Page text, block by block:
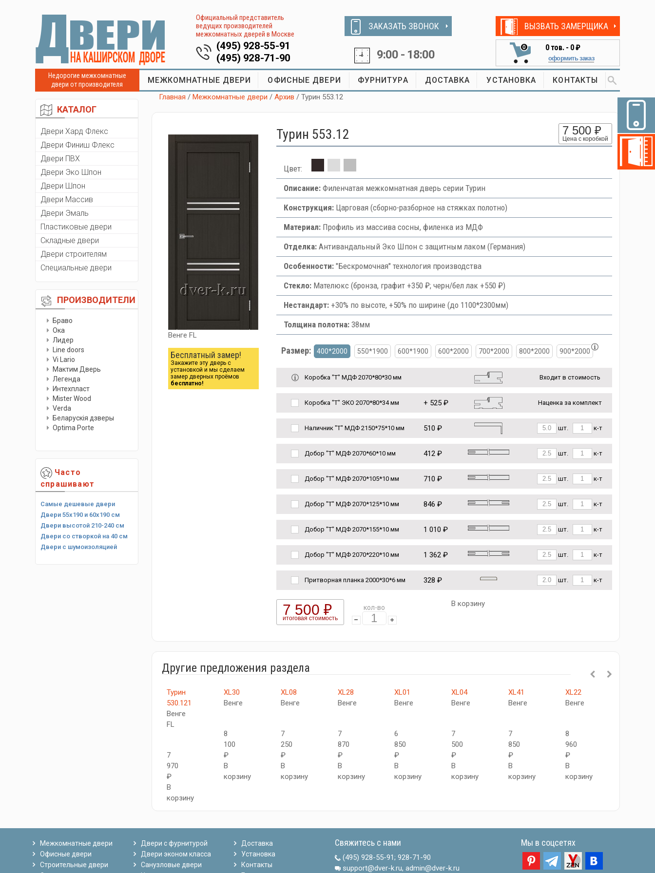
Официальный представитель
ведущих производителей
межкомнатных дверей в Москве
(495) 928-55-91
(495) 928-71-90
ЗАКАЗАТЬ ЗВОНОК
9:00 - 18:00
ВЫЗВАТЬ ЗАМЕРЩИКА
0 0тов. - 0 ₽
оформить заказ
Недорогие межкомнатные
двери от производителя
МЕЖКОМНАТНЫЕ ДВЕРИ ОФИСНЫЕ ДВЕРИ ФУРНИТУРА ДОСТАВКА УСТАНОВКА КОНТАКТЫ
КАТАЛОГ
Двери Хард Флекс
Двери Финиш Флекс
Двери ПВХ
Двери Эко Шпон
Двери Шпон
Двери Массив
Двери Эмаль
Пластиковые двери
Складные двери
Двери строителям
Специальные двери
ПРОИЗВОДИТЕЛИ
Браво
Ока
Лидер
Line doors
Vi Lario
Мактим Дверь
Легенда
Интехпласт
Мister Wood
Verda
Беларускiя дзверы
Optima Porte
Часто
спрашивают
Самые дешевые двери
Двери 55х190 и 60х190 см
Двери высотой 210-240 см
Двери со створкой на 40 см
Двери с шумоизоляцией
Главная /Межкомнатные двери /Архив / Турин 553.12
Венге FL
Бесплатный замер!
Закажите эту дверь с
установкой и мы сделаем
замер дверных проёмов
бесплатно!
Турин 553.12 7 500 ₽
Цена с коробкой
Цвет:
Описание:Филенчатая межкомнатная дверь серии Турин
Конструкция:Царговая (сборно-разборное на стяжках полотно)
Материал:Профиль из массива сосны, филенка из МДФ
Отделка:Антивандальный Эко Шпон с защитным лаком (Германия)
Особенности:"Бескромочная" технология производства
Стекло:Мателюкс (бронза, графит +350 ₽; черн/бел лак +550 ₽)
Нестандарт:+30% по высоте, +50% по ширине (до 1100*2300мм)
Толщина полотна:38мм
Размер: 400*2000 550*1900 600*1900 600*2000 700*2000 800*2000 900*2000
Коробка "Т" МДФ 2070*80*30 мм Входит в стоимость
Коробка "Т" ЭКО 2070*80*34 мм + 525 ₽ Наценка за комплект
Наличник "Т" МДФ 2150*75*10 мм 510 ₽ шт. к-т
Добор "Т" МДФ 2070*60*10 мм 412 ₽ шт. к-т
Добор "Т" МДФ 2070*105*10 мм 710 ₽ шт. к-т
Добор "Т" МДФ 2070*125*10 мм 846 ₽ шт. к-т
Добор "Т" МДФ 2070*155*10 мм 1 010 ₽ шт. к-т
Добор "Т" МДФ 2070*220*10 мм 1 362 ₽ шт. к-т
Притворная планка 2000*30*6 мм 328 ₽ шт. к-т
7 500 ₽
итоговая стоимость
кол-во В корзину
Другие предложения раздела
Турин
530.121
Венге
FL
7
970
₽
В
корзину
XL30
Венге
8
100
₽
В
корзину
XL08
Венге
7
250
₽
В
корзину
XL28
Венге
7
870
₽
В
корзину
XL01
Венге
6
850
₽
В
корзину
XL04
Венге
7
500
₽
В
корзину
XL41
Венге
7
850
₽
В
корзину
XL22
Венге
8
960
₽
В
корзину
Межкомнатные двери
Офисные двери
Строительные двери
Двери с фурнитурой
Двери эконом класса
Санузловые двери
Доставка
Установка
Контакты
Свяжитесь с нами
(495) 928-55-91; 928-71-90
support@dver-k.ru, admin@dver-k.ru
Мы в соцсетях